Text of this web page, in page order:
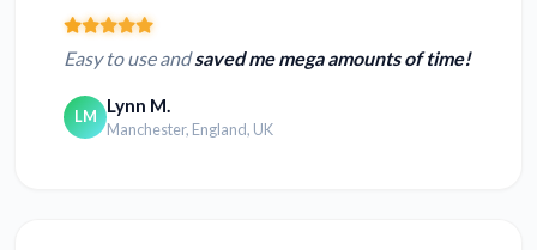
Easy to use andsaved me mega amounts of time!
LM Lynn M.
Manchester, England, UK